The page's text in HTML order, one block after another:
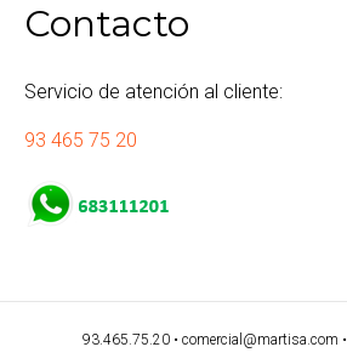
Contacto
Servicio de atención al cliente:
93 465 75 20
93.465.75.20 • comercial@martisa.com •